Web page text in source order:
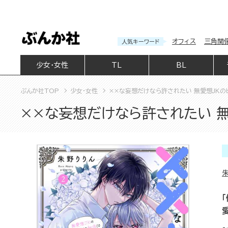
人気キーワード オフィス 三角関
少女・女性 BL
ぶんか社TOP 少女・女性 ××な妄想だけなら許されたい 無愛想JKの
××な妄想だけなら許されたい